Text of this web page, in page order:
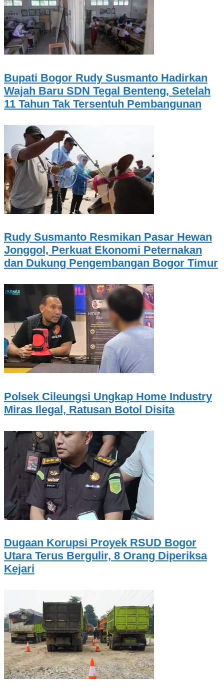
Bupati Bogor Rudy Susmanto Hadirkan
Wajah Baru SDN Tegal Benteng, Setelah
11 Tahun Tak Tersentuh Pembangunan
Rudy Susmanto Resmikan Pasar Hewan
Jonggol, Perkuat Ekonomi Peternakan
dan Dukung Pengembangan Bogor Timur
Polsek Cileungsi Ungkap Home Industry
Miras Ilegal, Ratusan Botol Disita
Dugaan Korupsi Proyek RSUD Bogor
Utara Terus Bergulir, 8 Orang Diperiksa
Kejari